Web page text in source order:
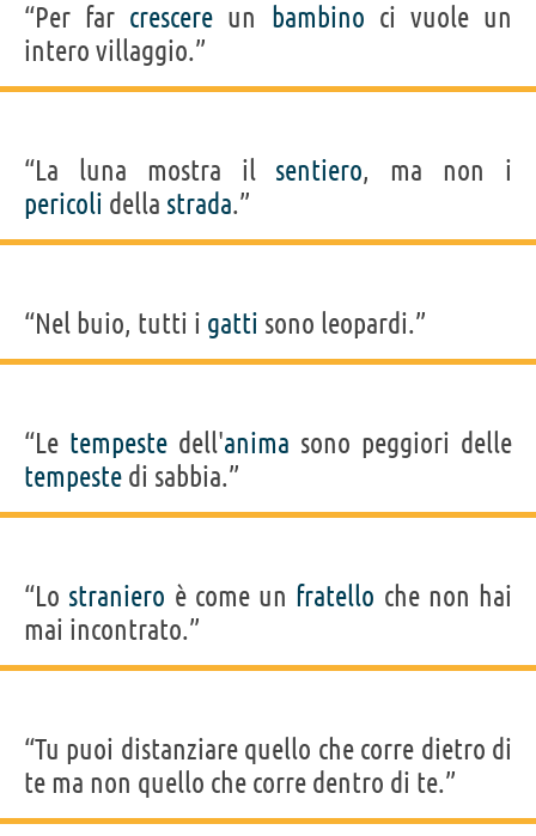
“Per far crescere un bambino ci vuole un
intero villaggio.”
“La luna mostra il sentiero, ma non i
pericoli della strada.”
“Nel buio, tutti i gatti sono leopardi.”
“Le tempeste dell'anima sono peggiori delle
tempeste di sabbia.”
“Lo straniero è come un fratello che non hai
mai incontrato.”
“Tu puoi distanziare quello che corre dietro di
te ma non quello che corre dentro di te.”